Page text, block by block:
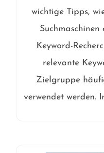
wichtige Tipps,
Keyword-
relevante
Zielgruppe
verwendet werden.